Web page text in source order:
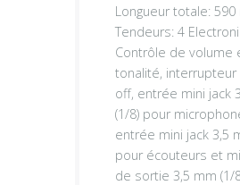
Longueur totale: 590
Tendeurs: 4
Contrôle de volume
tonalité, interrupteur
off, entrée mini jack
(1/8) pour
entrée mini jack 3,5
pour écouteurs et
de sortie 3,5 mm (1/